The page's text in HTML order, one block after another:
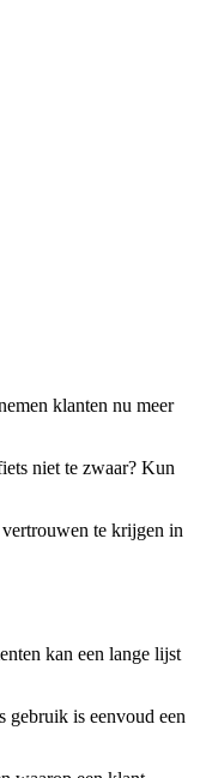
klanten nu meer
niet te zwaar? Kun
te krijgen in
kan een lange lijst
gebruik is eenvoud een